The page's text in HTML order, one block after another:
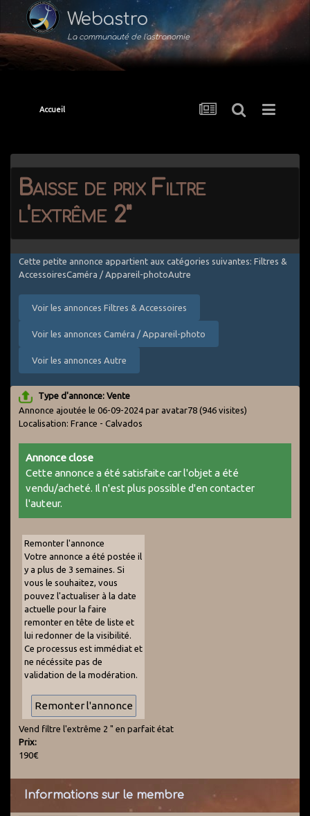
Webastro
La communauté de l'astronomie
Accueil
Baisse de prix Filtre
l'extrême 2"
Cette petite annonce appartient aux catégories suivantes: Filtres &
AccessoiresCaméra / Appareil-photoAutre
Voir les annonces Filtres & Accessoires
Voir les annonces Caméra / Appareil-photo
Voir les annonces Autre
Type d'annonce: Vente
Annonce ajoutée le 06-09-2024 par avatar78 (946 visites)
Localisation: France - Calvados
Annonce close
Cette annonce a été satisfaite car l'objet a été
vendu/acheté. Il n'est plus possible d'en contacter
l'auteur.
Remonter l'annonce
Votre annonce a été postée il
y a plus de 3 semaines. Si
vous le souhaitez, vous
pouvez l'actualiser à la date
actuelle pour la faire
remonter en tête de liste et
lui redonner de la visibilité.
Ce processus est immédiat et
ne nécéssite pas de
validation de la modération.
Vend filtre l'extrême 2 " en parfait état
Prix:
190€
Informations sur le membre